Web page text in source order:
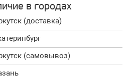
в городах
(доставка)
(самовывоз)